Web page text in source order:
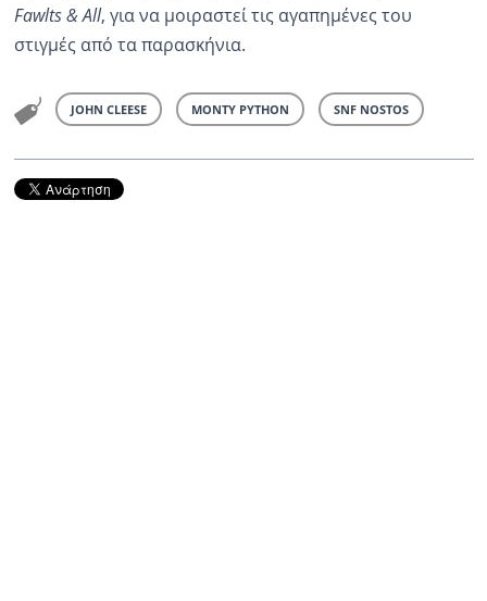
Fawlts&All, για να μοιραστεί τις αγαπημένες του
στιγμές από τα παρασκήνια.
JOHN CLEESE MONTY PYTHON SNF NOSTOS